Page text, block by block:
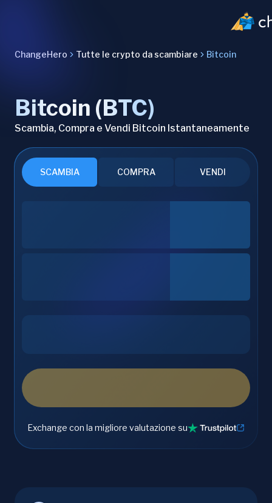
ChangeHero Tutte le crypto da scambiare Bitcoin
Bitcoin (BTC)
Scambia, Compra e Vendi Bitcoin Istantaneamente
SCAMBIA COMPRA VENDI
Exchange con la migliore valutazione su